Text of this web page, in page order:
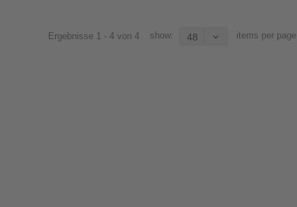
Ergebnisse 1 - 4 von 4 show: 48 items per page